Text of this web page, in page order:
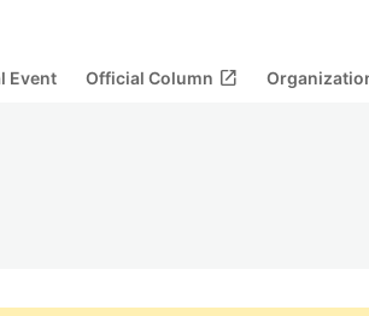
Event Official Column open_in_new